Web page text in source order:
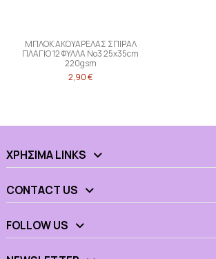
ΜΠΛΟΚ ΑΚΟΥΑΡΕΛΑΣ ΣΠΙΡΑΛ
ΠΛΑΓΙΟ 12 ΦΥΛΛΑ Νο3 25x35cm
220gsm
2,90 €
ΧΡΉΣΙΜΑ LINKS
CONTACT US
FOLLOW US